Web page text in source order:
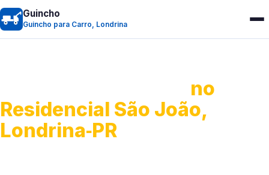
Guincho
Guincho para Carro, Londrina
no
Residencial São João,
Londrina‑PR